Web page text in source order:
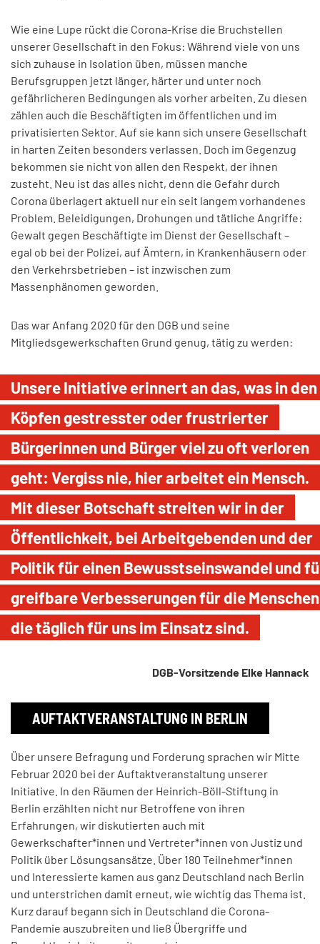
Wie eine Lupe rückt die Corona-Krise die Bruchstellen
unserer Gesellschaft in den Fokus: Während viele von uns
sich zuhause in Isolation üben, müssen manche
Berufsgruppen jetzt länger, härter und unter noch
gefährlicheren Bedingungen als vorher arbeiten. Zu diesen
zählen auch die Beschäftigten im öffentlichen und im
privatisierten Sektor. Auf sie kann sich unsere Gesellschaft
in harten Zeiten besonders verlassen. Doch im Gegenzug
bekommen sie nicht von allen den Respekt, der ihnen
zusteht. Neu ist das alles nicht, denn die Gefahr durch
Corona überlagert aktuell nur ein seit langem vorhandenes
Problem. Beleidigungen, Drohungen und tätliche Angriffe:
Gewalt gegen Beschäftigte im Dienst der Gesellschaft –
egal ob bei der Polizei, auf Ämtern, in Krankenhäusern oder
den Verkehrsbetrieben – ist inzwischen zum
Massenphänomen geworden.
Das war Anfang 2020 für den DGB und seine
Mitgliedsgewerkschaften Grund genug, tätig zu werden:
Unsere Initiative erinnert an das, was in den
Köpfen gestresster oder frustrierter
Bürgerinnen und Bürger viel zu oft verloren
geht: Vergiss nie, hier arbeitet ein Mensch.
Mit dieser Botschaft streiten wir in der
Öffentlichkeit, bei Arbeitgebenden und der
Politik für einen Bewusstseinswandel und
greifbare Verbesserungen für die
die täglich für uns im Einsatz sind.
DGB-Vorsitzende Elke Hannack
AUFTAKTVERANSTALTUNG IN BERLIN
Über unsere Befragung und Forderung sprachen wir Mitte
Februar 2020 bei der Auftaktveranstaltung unserer
Initiative. In den Räumen der Heinrich-Böll-Stiftung in
Berlin erzählten nicht nur Betroffene von ihren
Erfahrungen, wir diskutierten auch mit
Gewerkschafter*innen und Vertreter*innen von Justiz und
Politik über Lösungsansätze. Über 180 Teilnehmer*innen
und Interessierte kamen aus ganz Deutschland nach Berlin
und unterstrichen damit erneut, wie wichtig das Thema ist.
Kurz darauf begann sich in Deutschland die Corona-
Pandemie auszubreiten und ließ Übergriffe und